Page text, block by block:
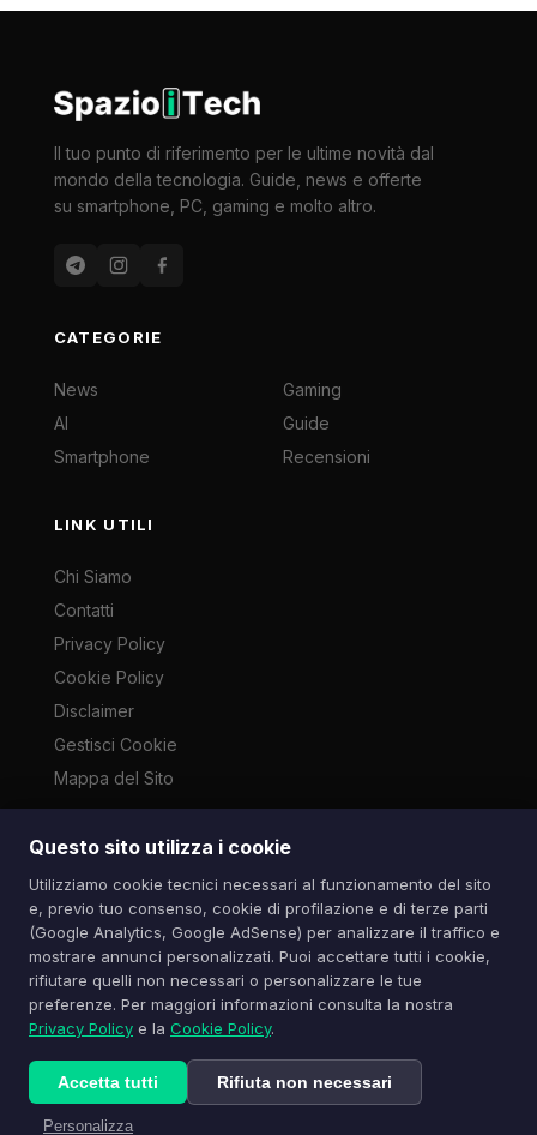
Questo sito utilizza i cookie
Utilizziamo cookie tecnici necessari al funzionamento del sito
e, previo tuo consenso, cookie di profilazione e di terze parti
(Google Analytics, Google AdSense) per analizzare il traffico e
mostrare annunci personalizzati. Puoi accettare tutti i cookie,
rifiutare quelli non necessari o personalizzare le tue
preferenze. Per maggiori informazioni consulta la nostra
Privacy Policy e la Cookie Policy.
Accetta tutti Rifiuta non necessari
Personalizza
Il tuo punto di riferimento per le ultime novità dal
mondo della tecnologia. Guide, news e offerte
su smartphone, PC, gaming e molto altro.
CATEGORIE
News
AI
Smartphone
Gaming
Guide
Recensioni
LINK UTILI
Chi Siamo
Contatti
Privacy Policy
Cookie Policy
Disclaimer
Gestisci Cookie
Mappa del Sito
Le immagini presenti su questo sito sono di proprietà dei
cronaca ai sensi dell'art. 70 L. 633/1941. Contatti:
info@spazioitech.it
© 2026 Spazio iTech — Seven Trade SRLS — P.IVA:
04077740985